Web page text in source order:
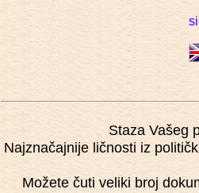
Staza Vašeg
Najznačajnije ličnosti iz
Možete čuti veliki broj